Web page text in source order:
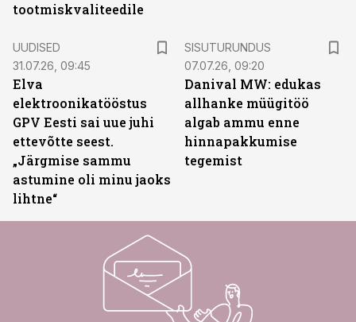
tootmiskvaliteedile
UUDISED
31.07.26, 09:45
Elva
elektroonikatööstus
GPV Eesti sai uue juhi
ettevõtte seest.
„Järgmise sammu
astumine oli minu jaoks
lihtne“
SISUTURUNDUS
07.07.26, 09:20
Danival MW: edukas
allhanke müügitöö
algab ammu enne
hinnapakkumise
tegemist